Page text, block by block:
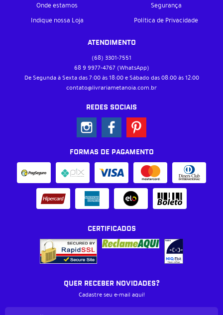
Onde estamos
Indique nossa Loja
Segurança
Política de Privacidade
ATENDIMENTO
(68) 3301-7551
68 9 9977-4767 (WhatsApp)
De Segunda à Sexta das 7:00 às 18:00 e Sábado das 08:00 às 12:00
contato@livrariametanoia.com.br
REDES SOCIAIS
FORMAS DE PAGAMENTO
CERTIFICADOS
QUER RECEBER NOVIDADES?
Cadastre seu e-mail aqui!